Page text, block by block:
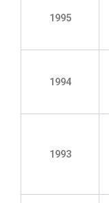
1995
1994
1993